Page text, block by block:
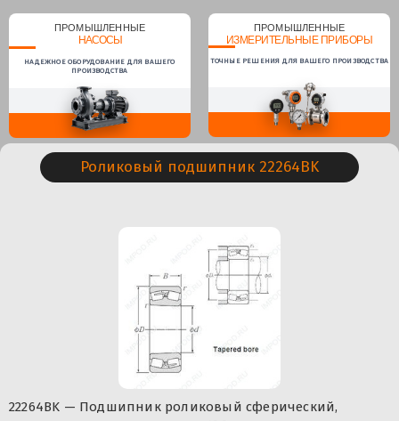
ПРОМЫШЛЕННЫЕ
НАСОСЫ
НАДЕЖНОЕ ОБОРУДОВАНИЕ ДЛЯ ВАШЕГО
ПРОИЗВОДСТВА
ПРОМЫШЛЕННЫЕ
ИЗМЕРИТЕЛЬНЫЕ ПРИБОРЫ
ТОЧНЫЕ РЕШЕНИЯ ДЛЯ ВАШЕГО ПРОИЗВОДСТВА
Роликовый подшипник 22264BK
22264BK — Подшипник роликовый сферический,